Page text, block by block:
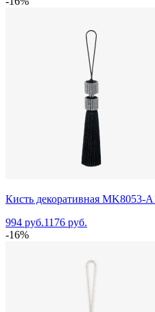
Кисть декоративная MK8053-
994 руб.1176 руб.
-16%